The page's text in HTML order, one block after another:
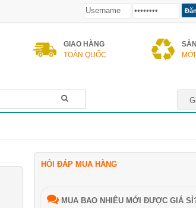
GIAO HÀNG
TOÀN QUỐC
HỎI ĐÁP MUA HÀNG
MUA BAO NHIÊU MỚI ĐƯỢC GIÁ